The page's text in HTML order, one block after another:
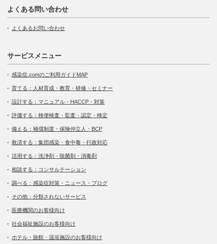
よくある問い合わせ
よくあるお問い合わせ
サービスメニュー
感染症.comのご利用ガイドMAP
育てる：人材育成・教育・研修・セミナー
設計する：マニュアル・HACCP・対策
評価する：検便検査・監査・認定・検定
備える：補償制度・保険仲立人・BCP
救済する：集団感染・食中毒・行政対応
活用する：洗浄剤・除菌剤・消毒剤
相談する：コンサルテーション
調べる：感染症対策・ニュース・ブログ
その他：分類されないサービス
医療機関のお客様向け
社会福祉施設のお客様向け
ホテル・旅館・温浴施設のお客様向け